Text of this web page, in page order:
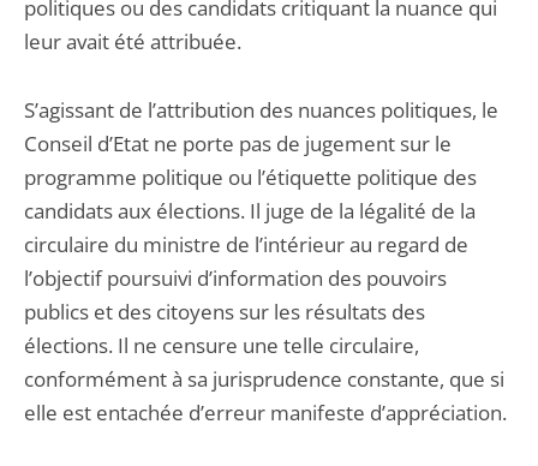
politiques ou des candidats critiquant la nuance qui
leur avait été attribuée.
S’agissant de l’attribution des nuances politiques, le
Conseil d’Etat ne porte pas de jugement sur le
programme politique ou l’étiquette politique des
candidats aux élections. Il juge de la légalité de la
circulaire du ministre de l’intérieur au regard de
l’objectif poursuivi d’information des pouvoirs
publics et des citoyens sur les résultats des
élections. Il ne censure une telle circulaire,
conformément à sa jurisprudence constante, que si
elle est entachée d’erreur manifeste d’appréciation.